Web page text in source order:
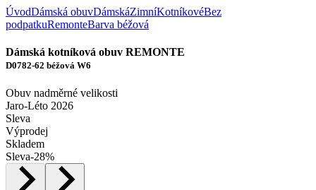
ÚvodDámská obuvDámskáZimníKotníkovéBez
podpatkuRemonteBarva béžová
Dámská kotníková obuv REMONTE
D0782-62 béžová W6
Obuv nadměrné velikosti
Jaro-Léto 2026
Sleva
Výprodej
Skladem
Sleva-28%